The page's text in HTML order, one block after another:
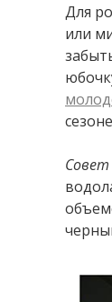
Для
или
м
Совет